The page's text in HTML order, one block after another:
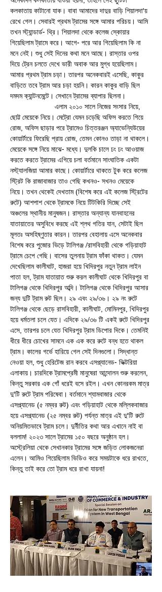
কলকাতায় কাটানো যাক। বাবা আমাদের দাদুর বাড়ি শিয়ালদা'য়
রেখে গেল। সেবারই প্রথম ট্রামের সঙ্গে আমার পরিচয়। আমি
তখন স্ট্যান্ডার্ড- থ্রি। শিয়ালদা থেকে কলেজ স্কোয়ার
গিয়েছিলাম ট্রামে করে। আগে- পরে আর গিয়েছিলাম কি না
মনে নেই। শুধু সেই দিনের কথা মনে আছে। রাস্তার ওপর
দিয়ে ট্রেন চলতে দেখে ভারী অবাক আর মুগ্ধ হয়েছিলাম।
আমার প্রথম ট্রাম চড়া। তারপর অনেকবারই এসেছি, কাকুর
বাড়িতে তবে ট্রাম আর চড়া হয়নি। কারন কাকুর বাড়ি ছিল
দমদম ক্যান্টনমেন্টে। সেখানে ট্রামের ব্যাপার ছিলনা।
ছোট্ট মেয়েকে নিয়ে। মেট্রো যেমন চড়েছি অফিস করতে গিয়ে
রোজ, অফিস ছাড়ার পরে ট্রামেও চিত্তরঞ্জন অ্যাভেন্যিউয়ের
কোয়ার্টারে ফিরেছি প্রায় রোজ, তেমন কোনও তাড়া না থাকলে।
মেয়েকে সঙ্গে নিয়ে মাঝে- মধ্যে। দুলকি চালে ঢং ঢং আওয়াজ
করতে করতে ট্রামের এগিয়ে চলা বর্তমানে সাংঘাতিক একটা
নস্ট্যালজিয়া আমার কাছে। কোয়ার্টারে থাকতে টুক করে কলেজ
স্ট্রিট কি রাজাবাজার তাও গেছি কখনও- সখনও মেয়েকে
নিয়ে। তখন থেকেই দেখতাম (বিশেষ করে এই কলেজ স্ট্রিটের
রুটে) আশপাশ থেকে ট্রামকে নিয়ে টিটকিরি দিচ্ছে সেই
অঞ্চলের স্থানীয় মানুষজন। রাস্তার অন্যান্য যানবাহনের
যাতায়াতের অসুবিধে করছে এই শ্লথ গতির যান, সেটাই ছিল
মূলতঃ অসহিষ্ণুতার কারন। তারপর বেহালায় এসে অনেকবার
বিশেষ করে পুজোর ভিড়ে টালিগঞ্জ /রাসবিহারী থেকে গড়িয়াহাট
ট্রামে চেপে গেছি। বাসের তুলনায় ট্রাম ফাঁকা থাকত। যেমন
দেখেছিলাম কালীঘাট, হাজরা হয়ে খিদিরপুর নতুন ট্রাম লাইন
পাতা হল, ট্রাম যাতায়াত শুরু করল কালীঘাট থেকে খিদিরপুর বা
টালিগঞ্জ থেকে খিদিরপুর অব্দি। টালিগঞ্জ থেকে খিদিরপুর আসার
জন্য দুটি ট্রাম রুট ছিল। ২৯ এবং ২৯/৩৬। ২৯ নং রুটে
টালিগঞ্জ থেকে ছেড়ে রাসবিহারী, কালীঘাট, মোমিনপুর, খিদিরপুর
হয়ে ধর্মতলা চলে যেত। এদিকে ২৯/৩৬ টি একই রুটে খিদিরপুর
এসে, তারপর চলে যেত খিদিরপুর ট্রাম ডিপোর দিকে। তেমনিই
ধীরে ধীরে চোখের সামনে এক এক করে রুটে বন্ধ হতে থাকল
ট্রাম। কালের গর্ভে হারিয়ে গেল সেই দিনগুলো। সিদ্ধান্ত
নেওয়া হল, শুধু হেরিটেজ রান করবে এসপ্ল্যানেড- ভিক্টরিয়া
এলাকায়। চারদিকে ট্রামপ্রেমী মানুষেরা আন্দোলন শুরু করলেন,
কিন্তু সরকার এক গোঁ ধরেই বসে রইল। এখন কোনরকম মাত্র
দু'টি রুটে ট্রাম পরিষেবা। বর্তমানে শ্যামবাজার থেকে
এসপ্ল্যানেড (৫ নম্বর রুট) এবং গড়িয়াহাট থেকে মল্লিকবাজার
হয়ে এসপ্ল্যানেড (২৫ নম্বর রুট) পর্যন্ত মাত্র এই দু'টি রুটে
অনিয়মিতভাবে ট্রাম চলে। দুর্নীতির কথা আর এখানে নাই বা
বললাম! ২০২৩ সালে ট্রামের ১৫০ বছরে অনুষ্ঠান হল।
অস্ট্রেলিয়া থেকে সেখানকার ট্রামের সঙ্গে জড়িত লোকজনেরা
এলেন। আমিও গিয়েছিলাম ভিডিও করে সময়টাকে ধরে রাখতে,
কিন্তু তাই করে তো ট্রাম ধরে রাখা যায়না!